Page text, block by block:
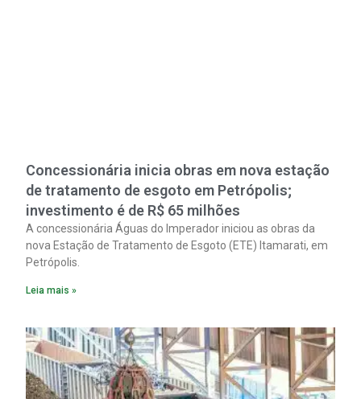
Concessionária inicia obras em nova estação
de tratamento de esgoto em Petrópolis;
investimento é de R$ 65 milhões
A concessionária Águas do Imperador iniciou as obras da
nova Estação de Tratamento de Esgoto (ETE) Itamarati, em
Petrópolis.
Leia mais »